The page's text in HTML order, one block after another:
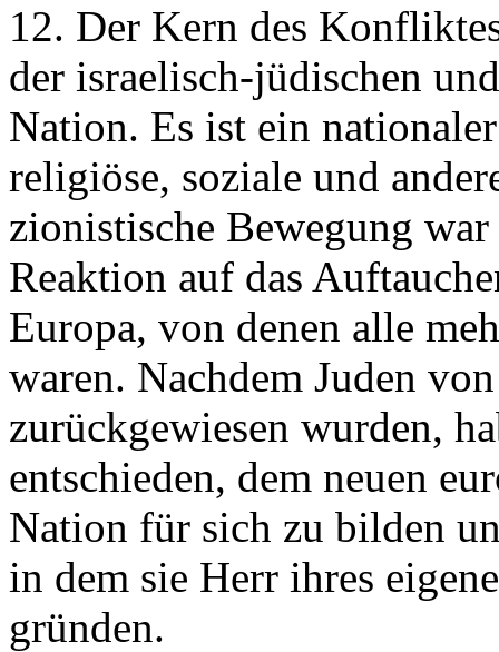
12. Der Kern des
der israelisch-jüdischen
Nation. Es ist ein
religiöse, soziale und
zionistische Bewegung
Reaktion auf das
Europa, von denen alle
waren. Nachdem Juden
zurückgewiesen wurden,
entschieden, dem neuen
Nation für sich zu bilden
in dem sie Herr ihres
gründen.